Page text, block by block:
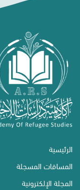
الرئيسية
المساقات المسجلة
المجلة الإلكترونية